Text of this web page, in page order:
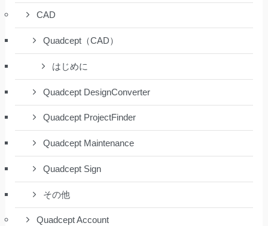
CAD
Quadcept（CAD）
はじめに
Quadcept DesignConverter
Quadcept ProjectFinder
Quadcept Maintenance
Quadcept Sign
その他
Quadcept Account